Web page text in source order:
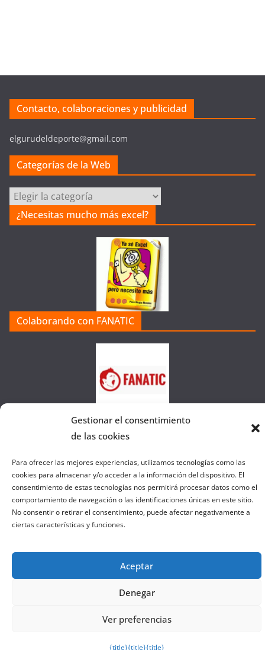
Contacto, colaboraciones y publicidad
elgurudeldeporte@gmail.com
Categorías de la Web
a
t
a
W
¿Necesitas mucho más excel?
Colaborando con FANATIC
Copyright © 2026el gurú del basket. Todos los derechos
reservados.
Tema:ColorMagpor ThemeGrill. Funciona conWordPress.
Gestionar el consentimiento
de las cookies
Para ofrecer las mejores experiencias, utilizamos tecnologías como las
cookies para almacenar y/o acceder a la información del dispositivo. El
consentimiento de estas tecnologías nos permitirá procesar datos como el
comportamiento de navegación o las identificaciones únicas en este sitio.
No consentir o retirar el consentimiento, puede afectar negativamente a
ciertas características y funciones.
Aceptar
Denegar
Ver preferencias
{title}{title}{title}